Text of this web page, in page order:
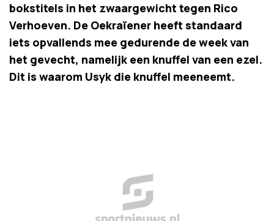
bokstitels in het zwaargewicht tegen Rico
Verhoeven. De Oekraïener heeft standaard
iets opvallends mee gedurende de week van
het gevecht, namelijk een knuffel van een ezel.
Dit is waarom Usyk die knuffel meeneemt.